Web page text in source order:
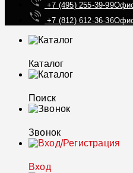
+7 (495) 255-39-99
+7 (812) 612-36-36
Каталог
Поиск
Звонок
Вход